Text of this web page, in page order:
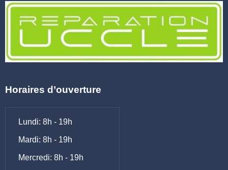
Horaires d’ouverture
Lundi: 8h - 19h
Mardi: 8h - 19h
Mercredi: 8h - 19h